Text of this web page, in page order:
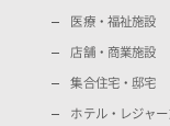
医療・福祉施設
店舗・商業施設
集合住宅・邸宅
ホテル・レジャ